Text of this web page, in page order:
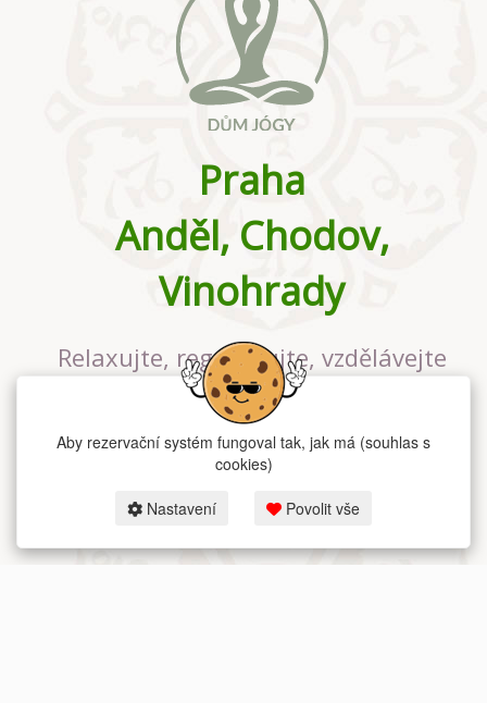
Praha
Anděl, Chodov,
Vinohrady
Relaxujte, regenerujte, vzdělávejte
se v největším jógovém studiu v
Praze
Aby rezervační systém fungoval tak, jak má (souhlas s
cookies)
Nastavení Povolit vše